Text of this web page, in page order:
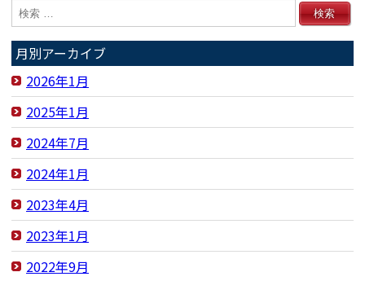
月別アーカイブ
2026年1月
2025年1月
2024年7月
2024年1月
2023年4月
2023年1月
2022年9月